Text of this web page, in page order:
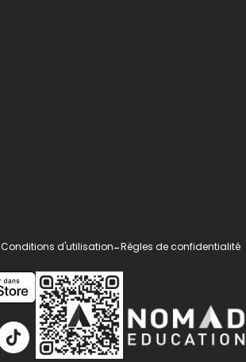
Conditions d'utilisation-Règles de confidentialité